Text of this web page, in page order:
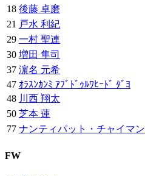
18 後藤 卓磨
21 戸水 利紀
29 一村 聖連
30 増田 隼司
37 濵名 元希
47 ｵﾗｽﾝｶﾝﾐ ｱﾌﾞﾄﾞｩﾙﾜﾋｰﾄﾞ ﾀﾞﾖ
48 川西 翔太
50 芝本 蓮
77 ナンティパット・チャイマン
FW